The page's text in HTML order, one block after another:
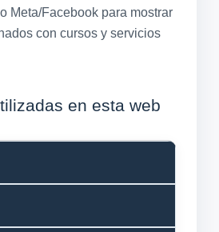
Meta/Facebook para mostrar
con cursos y servicios
en esta web